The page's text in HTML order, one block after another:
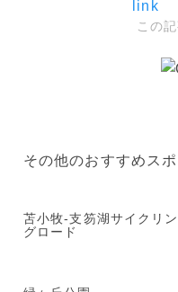
この
その他のおすすめスポ
苫小牧-支笏湖サイクリン
グロード